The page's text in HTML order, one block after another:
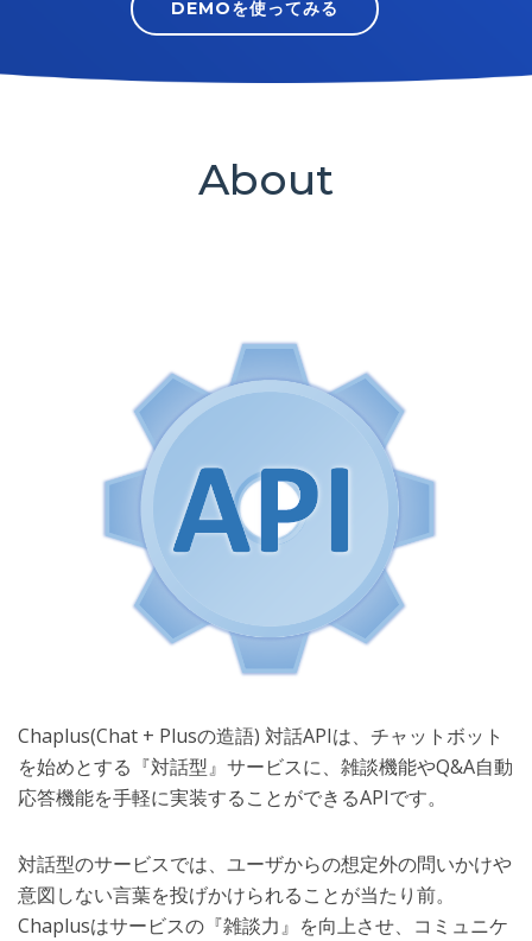
DEMOを使ってみる
About
Chaplus(Chat + Plusの造語) 対話APIは、チャットボット
を始めとする『対話型』サービスに、雑談機能やQ&A自動
応答機能を手軽に実装することができるAPIです。
対話型のサービスでは、ユーザからの想定外の問いかけや
意図しない言葉を投げかけられることが当たり前。
Chaplusはサービスの『雑談力』を向上させ、コミュニケ